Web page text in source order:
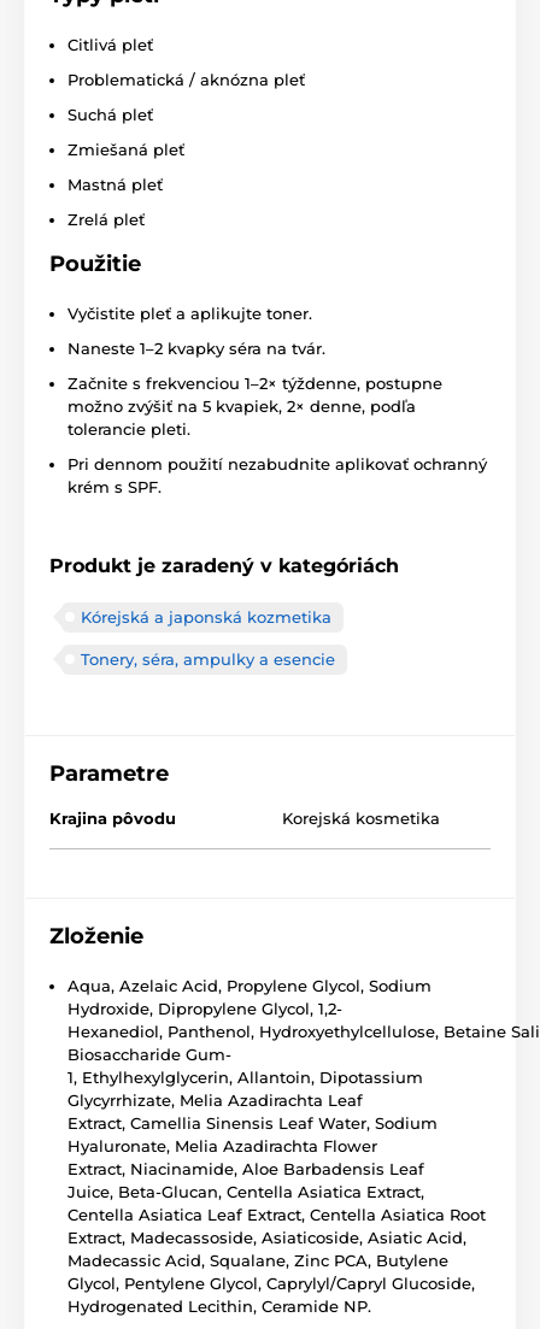
Citlivá pleť
Problematická / aknózna pleť
Suchá pleť
Zmiešaná pleť
Mastná pleť
Zrelá pleť
Použitie
Vyčistite pleť a aplikujte toner.
Naneste 1–2 kvapky séra na tvár.
Začnite s frekvenciou 1–2× týždenne, postupne
možno zvýšiť na 5 kvapiek, 2× denne, podľa
tolerancie pleti.
Pri dennom použití nezabudnite aplikovať ochranný
krém s SPF.
Produkt je zaradený v kategóriách
Kórejská a japonská kozmetika
Tonery, séra, ampulky a esencie
Parametre
Krajina pôvodu Korejská kosmetika
Zloženie
Aqua, Azelaic Acid, Propylene Glycol, Sodium
Hydroxide, Dipropylene Glycol, 1,2-
Hexanediol, Panthenol, Hydroxyethylcellulose, Betaine
Biosaccharide Gum-
1, Ethylhexylglycerin, Allantoin, Dipotassium
Glycyrrhizate, Melia Azadirachta Leaf
Extract, Camellia Sinensis Leaf Water, Sodium
Hyaluronate, Melia Azadirachta Flower
Extract, Niacinamide, Aloe Barbadensis Leaf
Juice, Beta-Glucan, Centella Asiatica Extract,
Centella Asiatica Leaf Extract, Centella Asiatica Root
Extract, Madecassoside, Asiaticoside, Asiatic Acid,
Madecassic Acid, Squalane, Zinc PCA, Butylene
Glycol, Pentylene Glycol, Caprylyl/Capryl Glucoside,
Hydrogenated Lecithin, Ceramide NP.